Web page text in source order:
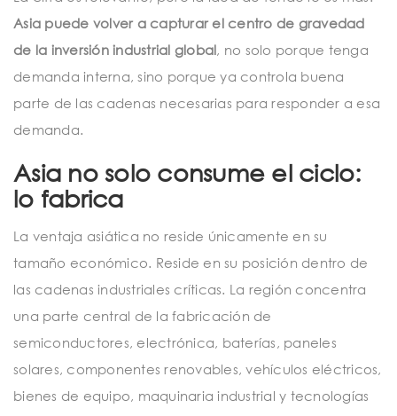
Asia puede volver a capturar el centro de gravedad
de la inversión industrial global, no solo porque tenga
demanda interna, sino porque ya controla buena
parte de las cadenas necesarias para responder a esa
demanda.
Asia no solo consume el ciclo:
lo fabrica
La ventaja asiática no reside únicamente en su
tamaño económico. Reside en su posición dentro de
las cadenas industriales críticas. La región concentra
una parte central de la fabricación de
semiconductores, electrónica, baterías, paneles
solares, componentes renovables, vehículos eléctricos,
bienes de equipo, maquinaria industrial y tecnologías